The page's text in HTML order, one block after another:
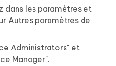
dans les paramètres et
Autres paramètres de
Administrators" et
Manager".